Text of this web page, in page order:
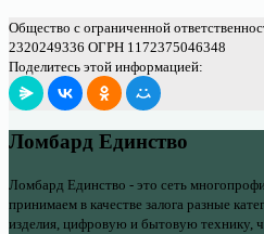
Общество с ограниченной
2320249336 ОГРН 1172375046348
Поделитесь этой информацией:
Ломбард Единство
Ломбард Единство - это сеть
принимаем в качестве залога разные
изделия, цифровую и бытовую технику,